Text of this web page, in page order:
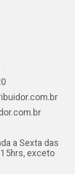
a Sexta das
exceto